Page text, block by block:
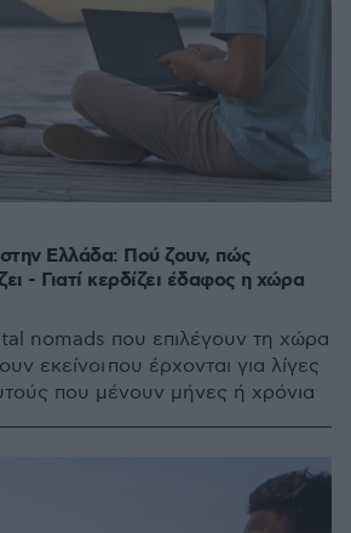
Ελλάδα: Πού ζουν, πώς
- Γιατί κερδίζει έδαφος η χώρα
nomads που επιλέγουν τη χώρα
εκείνοι που έρχονται για λίγες
που μένουν μήνες ή χρόνια